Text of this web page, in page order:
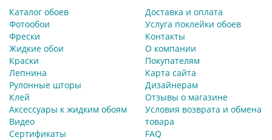
Каталог обоев
Фотообои
Фрески
Жидкие обои
Краски
Лепнина
Рулонные шторы
Клей
Аксессуары к жидким обоям
Видео
Сертификаты
Доставка и оплата
Услуга поклейки обоев
Контакты
О компании
Покупателям
Карта сайта
Дизайнерам
Отзывы о магазине
Условия возврата и обмена
товара
FAQ